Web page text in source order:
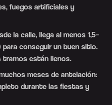
fuegos artificiales y
la calle, llega al menos 1,5–
conseguir un buen sitio.
tramos están llenos.
meses de antelación:
durante las fiestas y